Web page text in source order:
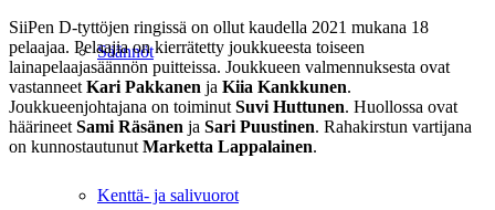
Säännöt
Kenttä- ja salivuorot
SiiPen D-tyttöjen ringissä on ollut kaudella 2021 mukana 18
pelaajaa. Pelaajia on kierrätetty joukkueesta toiseen
lainapelaajasäännön puitteissa. Joukkueen valmennuksesta ovat
vastanneet Kari Pakkanen ja Kiia Kankkunen.
Joukkueenjohtajana on toiminut Suvi Huttunen. Huollossa ovat
häärineet Sami Räsänen ja Sari Puustinen. Rahakirstun vartijana
on kunnostautunut Marketta Lappalainen.